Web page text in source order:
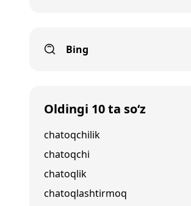
Bing
Oldingi 10 ta so‘z
chatoqchilik
chatoqchi
chatoqlik
chatoqlashtirmoq